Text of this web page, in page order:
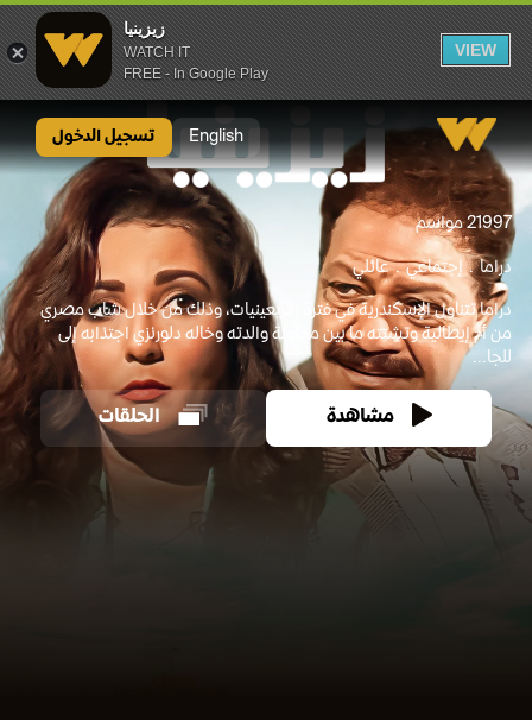
زيزينيا
WATCH IT
FREE - In Google Play
VIEW
English تسجيل الدخول
19972 مواسم
دراما إجتماعي عائلي
دراما تتناول الإسكندرية في فترة الأربعينيات، وذلك من خلال شاب مصري
من أم إيطالية وتشتته ما بين محاولة والدته وخاله دلورنزي اجتذابه إلى
للجا...
مشاهدة الحلقات